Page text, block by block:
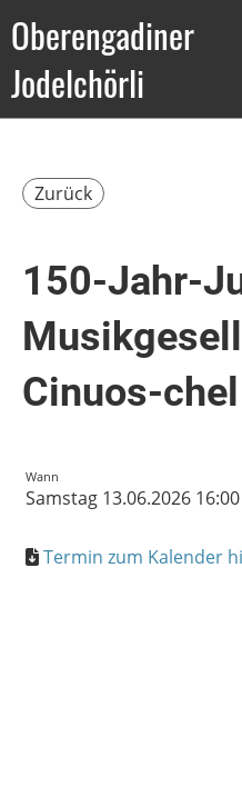
Oberengadiner
Jodelchörli
Zurück
150-Jahr-
Cinuos-chel
Wann
Samstag 13.06.2026
Termin zum Kalender